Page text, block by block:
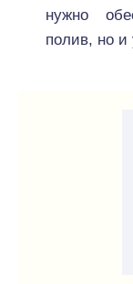
нужно
полив, но и